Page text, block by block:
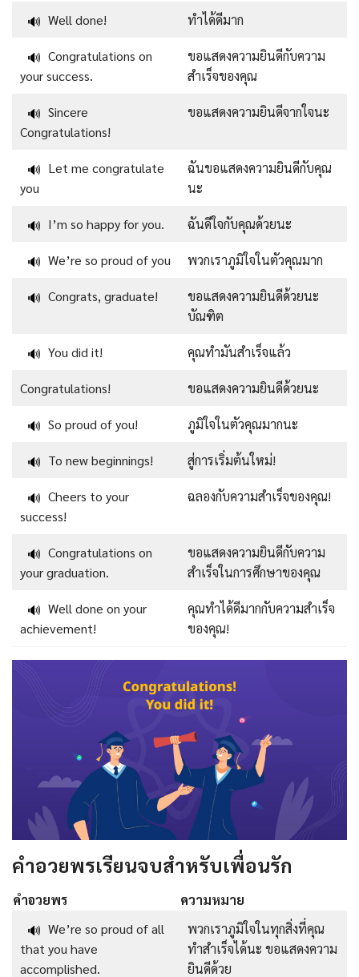
🔊 Well done! ทำได้ดีมาก
🔊 Congratulations on
your success.
ขอแสดงความยินดีกับความ
สำเร็จของคุณ
🔊 Sincere
Congratulations!
ขอแสดงความยินดีจากใจนะ
🔊 Let me congratulate
you
ฉันขอแสดงความยินดีกับคุณ
นะ
🔊 I’m so happy for you. ฉันดีใจกับคุณด้วยนะ
🔊 We’re so proud of you พวกเราภูมิใจในตัวคุณมาก
🔊 Congrats, graduate!
ขอแสดงความยินดีด้วยนะ
บัณฑิต
🔊 You did it! คุณทำมันสำเร็จแล้ว
Congratulations! ขอแสดงความยินดีด้วยนะ
🔊 So proud of you! ภูมิใจในตัวคุณมากนะ
🔊 To new beginnings! สู่การเริ่มต้นใหม่!
🔊 Cheers to your
success!
ฉลองกับความสำเร็จของคุณ!
🔊 Congratulations on
your graduation.
ขอแสดงความยินดีกับความ
สำเร็จในการศึกษาของคุณ
🔊 Well done on your
achievement!
คุณทำได้ดีมากกับความสำเร็จ
ของคุณ!
คำอวยพรเรียนจบสำหรับเพื่อนรัก
คำอวยพร
ความหมาย
🔊 We’re so proud of all
that you have
accomplished.
พวกเราภูมิใจในทุกสิ่งที่คุณ
ทำสำเร็จได้นะ ขอแสดงความ
ยินดีด้วย